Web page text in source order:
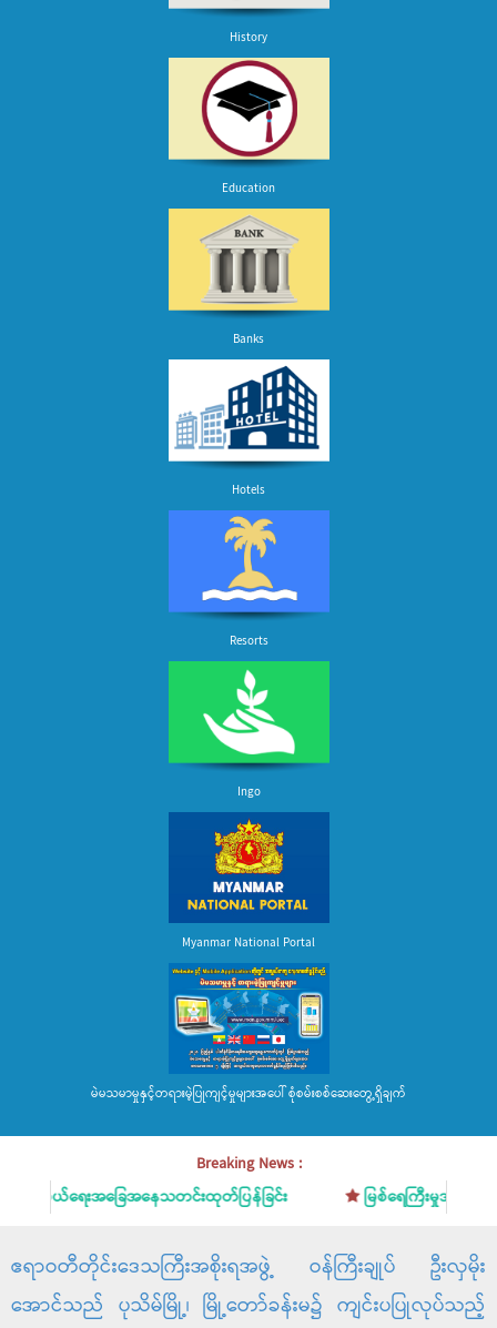
History
Education
Banks
Hotels
Resorts
Ingo
Myanmar National Portal
မဲမသမာမှုနှင့်တရားမဲ့ပြုကျင့်မှုများအပေါ် စုံစမ်းစစ်ဆေးတွေ့ရှိချက်
Breaking News :
ြေအနေသတင်းထုတ်ပြန်ခြင်း
မြစ်ရေကြီးမှုအန္တရာယ် ကြိုတင်သ
ဧရာဝတီတိုင်းဒေသကြီးအစိုးရအဖွဲ့ ဝန်ကြီးချုပ် ဦးလှမိုး
အောင်သည် ပုသိမ်မြို့၊ မြို့တော်ခန်းမ၌ ကျင်းပပြုလုပ်သည့်